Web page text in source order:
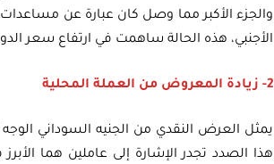
والجزء الأكبر مما وصل كان عبارة عن مساعدات
الأجنبي، هذه الحالة ساهمت في ارتفاع سعر
2- زيادة المعروض من العملة المحلية
يمثل العرض النقدي من الجنيه السوداني الوجه
هذا الصدد تجدر الإشارة إلى عاملين هما